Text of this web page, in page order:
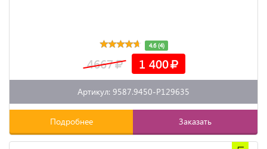
4.6 (4)
4667 1 400
Артикул: 9587.9450-P129635
Подробнее Заказать